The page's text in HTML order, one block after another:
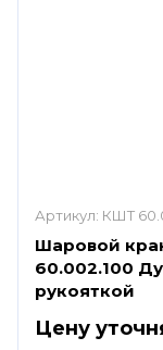
Артикул: КШТ
Шаровой
60.002.100
рукояткой
Цену